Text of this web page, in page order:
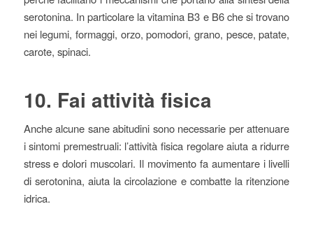
serotonina. In particolare la vitamina B3 e B6 che si trovano
nei legumi, formaggi, orzo, pomodori, grano, pesce, patate,
carote, spinaci.
10. Fai attività fisica
Anche alcune sane abitudini sono necessarie per attenuare
i sintomi premestruali: l’attività ﬁsica regolare aiuta a ridurre
stress e dolori muscolari. Il movimento fa aumentare i livelli
di serotonina, aiuta la circolazione e combatte la ritenzione
idrica.